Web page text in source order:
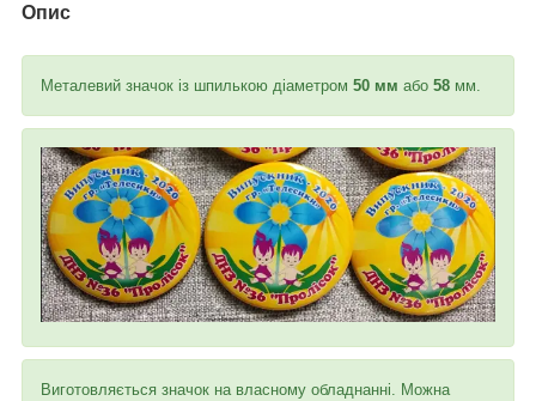
Опис
Металевий значок із шпилькою діаметром 50 мм або 58 мм.
Виготовляється значок на власному обладнанні. Можна